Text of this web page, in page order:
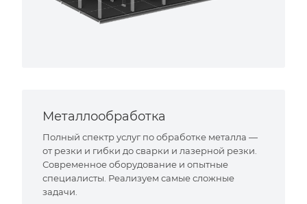
Металлообработка
Полный спектр услуг по обработке металла —
от резки и гибки до сварки и лазерной резки.
Современное оборудование и опытные
специалисты. Реализуем самые сложные
задачи.